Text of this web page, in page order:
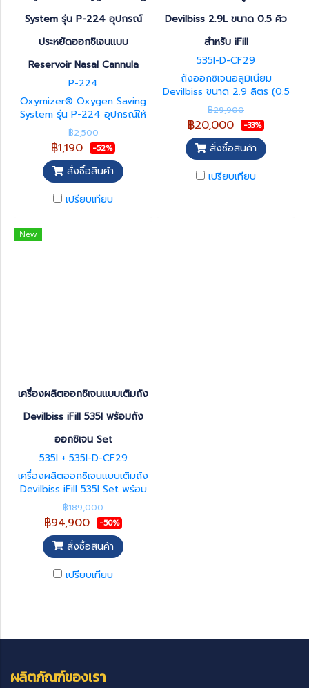
System รุ่น P-224 อุปกรณ์
ประหยัดออกซิเจนแบบ
Reservoir Nasal Cannula
P-224
Oxymizer® Oxygen Saving
System รุ่น P-224 อุปกรณ์ให้
ออกซิเจนทางจมูกแบบมีถังพัก
ออกซิเจน (Reservoir Nasal
Cannula) ช่วยเพิ่มประสิทธิภาพ
การใช้ออกซิเจนและลดการสูญ
เสียออกซิเจนขณะหายใจออก
โดยสะสมออกซิเจนไว้ใน
Reservoir และปล่อยออกมาใน
สามารถใช้งานร่วมกับแหล่งจ่าย
฿2,500
฿1,190 -52%
สั่งซื้อสินค้า
เปรียบเทียบ
Devilbiss 2.9L ขนาด 0.5 คิว
สำหรับ iFill
535I-D-CF29
ถังออกซิเจนอลูมิเนียม
Devilbiss ขนาด 2.9 ลิตร (0.5
คิว) ผลิตจากอะลูมิเนียมคุณภาพ
สูง แข็งแรง น้ำหนักเบา
ออกแบบสำหรับใช้งานร่วมกับ
เครื่องผลิตออกซิเจนแบบเติมถัง
Devilbiss iFill โดยเฉพาะ มา
พร้อมระบบเชื่อมต่อแบบ Push-
Click เพื่อความปลอดภัย
฿29,900
฿20,000 -33%
สั่งซื้อสินค้า
เปรียบเทียบ
New
เครื่องผลิตออกซิเจนแบบเติมถัง
Devilbiss iFill 535I พร้อมถัง
ออกซิเจน Set
535I + 535I-D-CF29
เครื่องผลิตออกซิเจนแบบเติมถัง
Devilbiss iFill 535I Set พร้อม
ใช้งาน (เครื่อง + ถังออกซิเจน)
สามารถผลิตและเติมออกซิเจน
ลงถังได้ด้วยความเข้มข้นสูง
ช่วยเพิ่มความสะดวกสำหรับผู้ที่
ต้องใช้ออกซิเจนเป็นประจำ ลด
ความจำเป็นในการนำถัง
ออกซิเจนไปเติมภายนอก เหมาะ
฿189,000
฿94,900 -50%
สั่งซื้อสินค้า
เปรียบเทียบ
ผลิตภัณฑ์ของเรา